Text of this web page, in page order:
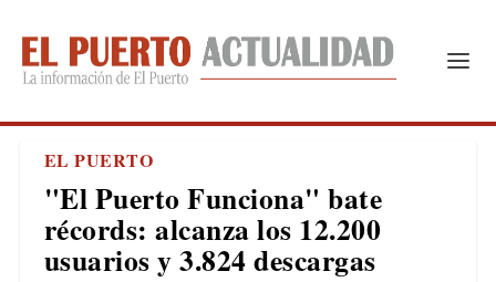
EL PUERTO
"El Puerto Funciona" bate
récords: alcanza los 12.200
usuarios y 3.824 descargas